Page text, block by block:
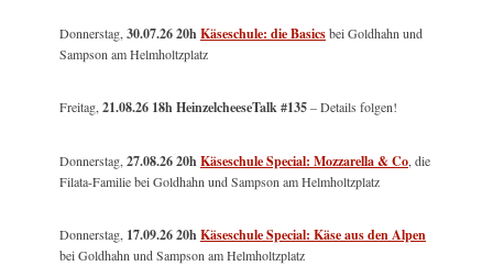
Donnerstag,30.07.26 20hKäseschule: die Basicsbei Goldhahn und
Sampson am Helmholtzplatz
Freitag,21.08.26 18h HeinzelcheeseTalk #135– Details folgen!
Donnerstag,27.08.26 20hKäseschule Special: Mozzarella & Co, die
Filata-Familie bei Goldhahn und Sampson am Helmholtzplatz
Donnerstag, 17.09.26 20hKäseschule Special: Käse aus den Alpen
bei Goldhahn und Sampson am Helmholtzplatz